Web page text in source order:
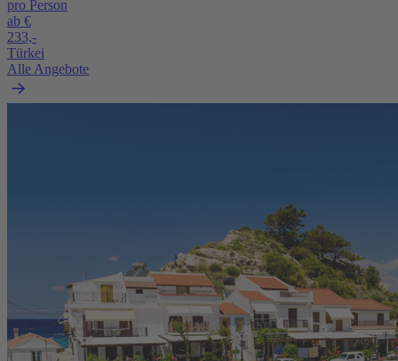
pro Person
ab €
233,-
Türkei
Alle Angebote